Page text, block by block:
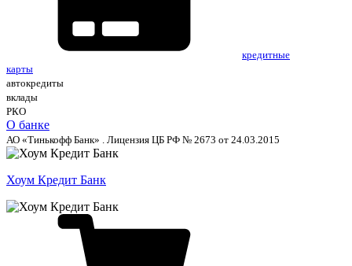
кредитные
карты
автокредиты
вклады
РКО
О банке
АО «Тинькофф Банк» . Лицензия ЦБ РФ № 2673 от 24.03.2015
Хоум Кредит Банк